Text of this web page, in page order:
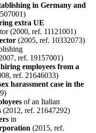
in Germany and
extra UE
(2000, ref. 11121001)
(2005, ref. 10332073)
ref. 19157001)
hiring employees from a
ref. 21646033)
harassment case in the
of an Italian
(2012, ref. 21647292)
in
(2015, ref.